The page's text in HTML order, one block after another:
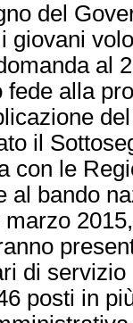
del
giovani
al
fede alla
il
con le
al bando
di
posti in